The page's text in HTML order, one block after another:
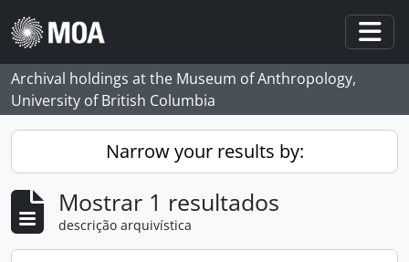
Skip to main content
Archival holdings at the Museum of Anthropology,
University of British Columbia
Narrow your results by:
Mostrar 1 resultados
descrição arquivística